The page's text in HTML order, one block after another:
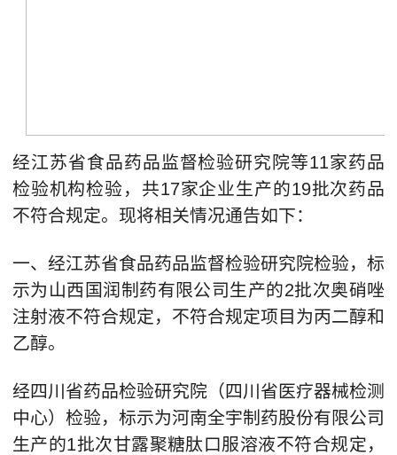
经江苏省食品药品监督检验研究院等11家药品
检验机构检验，共17家企业生产的19批次药品
不符合规定。现将相关情况通告如下：
一、经江苏省食品药品监督检验研究院检验，标
示为山西国润制药有限公司生产的2批次奥硝唑
注射液不符合规定，不符合规定项目为丙二醇和
乙醇。
经四川省药品检验研究院（四川省医疗器械检测
中心）检验，标示为河南全宇制药股份有限公司
生产的1批次甘露聚糖肽口服溶液不符合规定，